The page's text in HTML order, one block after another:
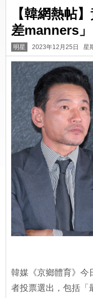
【韓網熱帖
差manners」
明星 2023年12月25日 星
韓媒《京鄉體育》今
者投票選出，包括「